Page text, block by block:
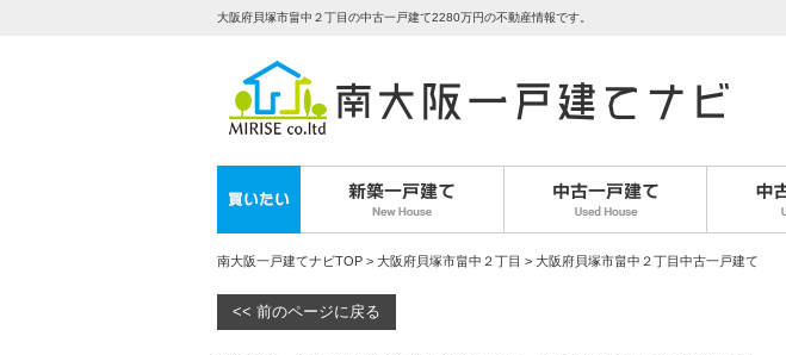
大阪府貝塚市畠中２丁目の中古一戸建て2280万円の不動産情報です。
南大阪一戸建てナビTOP > 大阪府貝塚市畠中２丁目 > 大阪府貝塚市畠中２丁目中古一戸建て
<< 前のページに戻る